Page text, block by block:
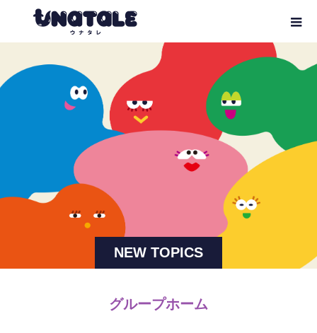
NEW TOPICS
グループホーム